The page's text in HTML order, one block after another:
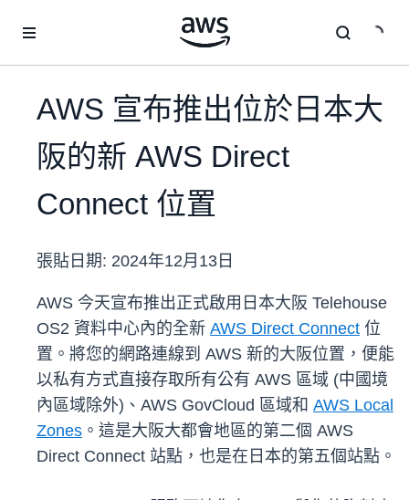
AWS 宣布推出位於日本大
阪的新 AWS Direct
Connect 位置
張貼日期: 2024年12月13日
AWS 今天宣布推出正式啟用日本大阪 Telehouse
OS2 資料中心內的全新 AWS Direct Connect 位
置。將您的網路連線到 AWS 新的大阪位置，便能
以私有方式直接存取所有公有 AWS 區域 (中國境
內區域除外)、AWS GovCloud 區域和 AWS Local
Zones 。這是大阪大都會地區的第二個 AWS
Direct Connect 站點，也是在日本的第五個站點。